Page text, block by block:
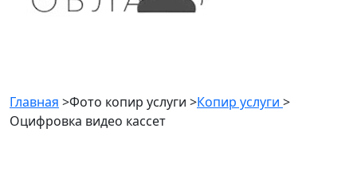
Главная >Фото копир услуги >Копир услуги >
Оцифровка видео кассет